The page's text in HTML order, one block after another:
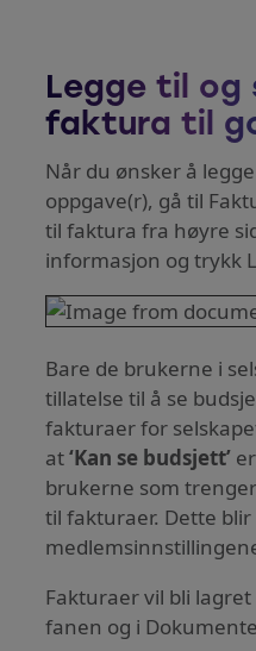
Legge til og
faktura til
Når du ønsker å
oppgave(r), gå til
til faktura fra høyre
informasjon og trykk
Bare de brukerne i
tillatelse til å se
fakturaer for
at‘Kan se budsjett’
brukerne som
til fakturaer. Dette
Fakturaer vil bli
fanen og i